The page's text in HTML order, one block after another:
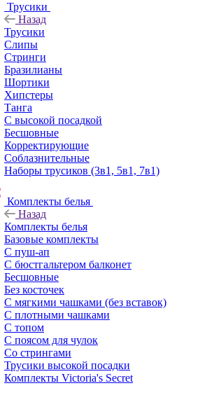
Трусики
Назад
Трусики
Слипы
Стринги
Бразилианы
Шортики
Хипстеры
Танга
С высокой посадкой
Бесшовные
Корректирующие
Соблазнительные
Наборы трусиков (3в1, 5в1, 7в1)
Комплекты белья
Назад
Комплекты белья
Базовые комплекты
С пуш-ап
С бюстгальтером балконет
Бесшовные
Без косточек
С мягкими чашками (без вставок)
С плотными чашками
С топом
С поясом для чулок
Со стрингами
Трусики высокой посадки
Комплекты Victoria's Secret